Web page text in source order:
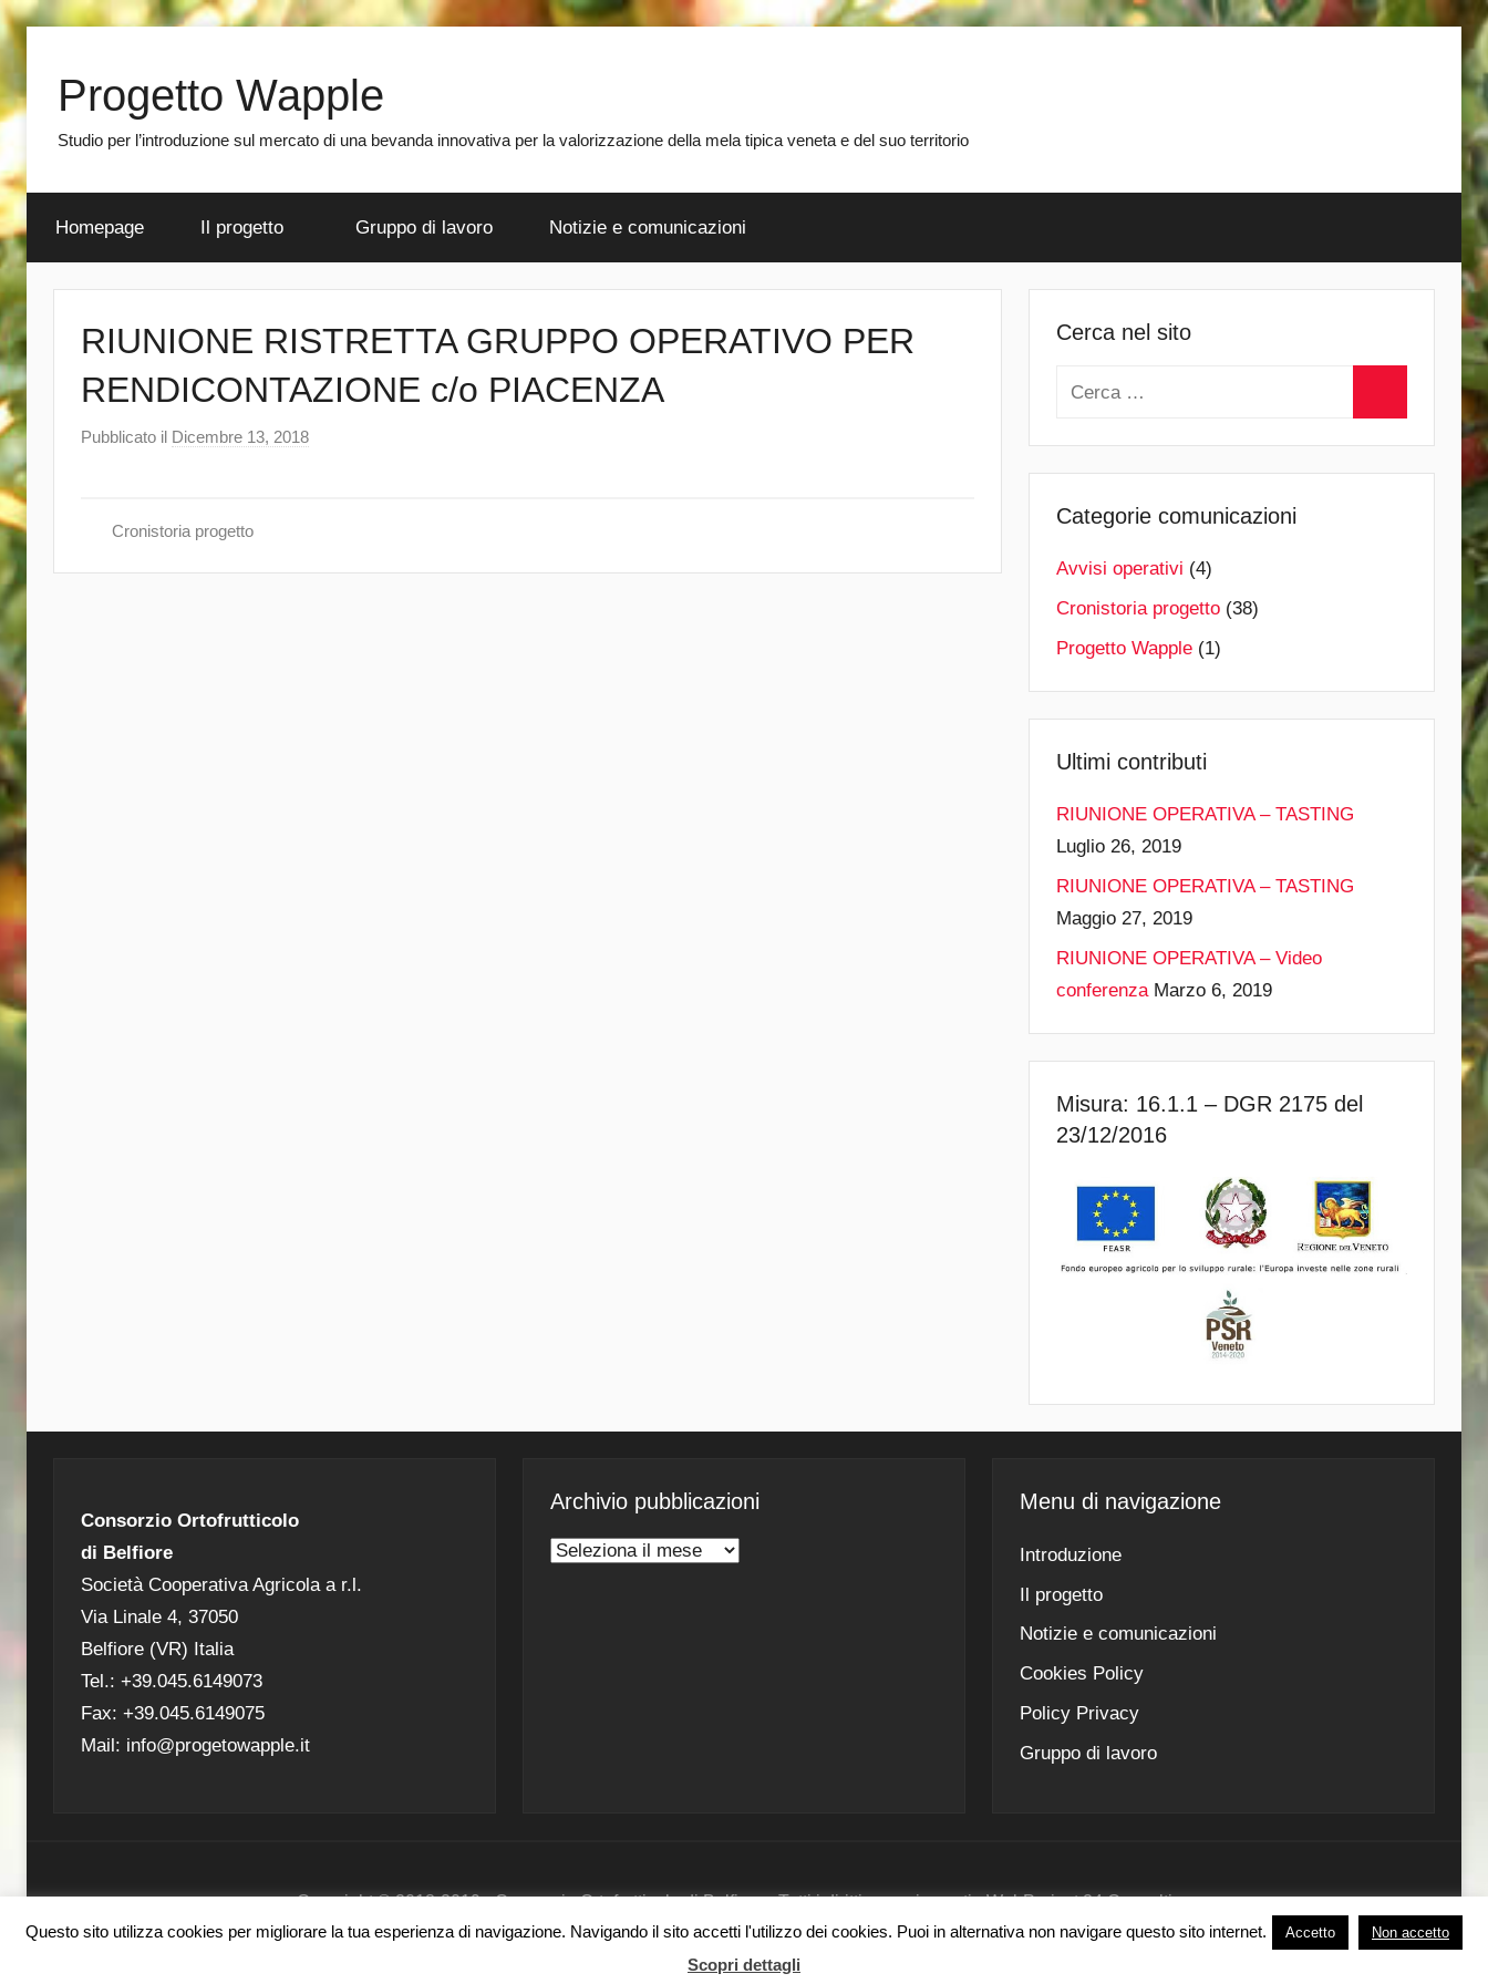
contenuto
Progetto Wapple
Studio per l’introduzione sul mercato di una bevanda innovativa per la valorizzazione della mela tipica veneta e del suo territorio
Homepage Il progetto Gruppo di lavoro Notizie e comunicazioni
RIUNIONE RISTRETTA GRUPPO OPERATIVO PER
RENDICONTAZIONE c/o PIACENZA
Pubblicato il Dicembre 13, 2018
Cronistoria progetto
Cerca nel sito
Ricerca
Categorie comunicazioni
Avvisi operativi (4)
Cronistoria progetto(38)
Progetto Wapple(1)
Ultimi contributi
RIUNIONE OPERATIVA – TASTING
Luglio 26, 2019
RIUNIONE OPERATIVA – TASTING
Maggio 27, 2019
RIUNIONE OPERATIVA – Video
conferenza Marzo 6, 2019
Misura: 16.1.1 – DGR 2175 del
23/12/2016
Consorzio Ortofrutticolo
di Belfiore
Società Cooperativa Agricola a r.l.
Via Linale 4, 37050
Belfiore (VR) Italia
Tel.: +39.045.6149073
Fax: +39.045.6149075
Mail: info@progetowapple.it
Archivio pubblicazioni
Archivio
Menu di navigazione
Introduzione
Il progetto
Notizie e comunicazioni
Cookies Policy
Policy Privacy
Gruppo di lavoro
Copyright ® 2018-2019 - Consorzio Ortofrutticolo di Belfiore - Tutti i diritti sono riservati - WebProject 24 Consulting
Questo sito utilizza cookies per migliorare la tua esperienza di navigazione. Navigando il sito accetti l'utilizzo dei cookies. Puoi in alternativa non navigare questo sito internet.
Accetto Non accetto
Scopri dettagli